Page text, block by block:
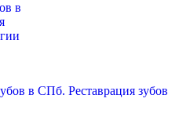
в СПб. Реставрация зубов